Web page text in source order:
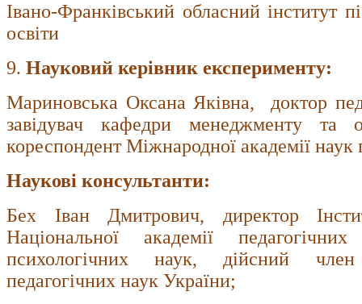
Івано-Франківський обласний інститут
освіти
9. Науковий керівник експерименту:
Мариновська Оксана Яківна, доктор
завідувач кафедри менеджменту та
кореспондент Міжнародної академії наук
Наукові консультанти:
Бех Іван Дмитрович, директор
Національної академії
психологічних наук, дійсний член
педагогічних наук України;